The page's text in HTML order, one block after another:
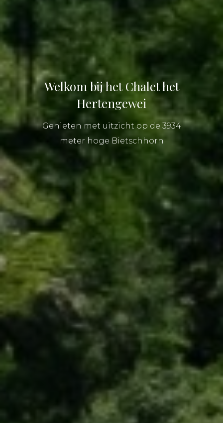
Welkom bij het Chalet het
Hertengewei
Genieten met uitzicht op de 3934
meter hoge Bietschhorn